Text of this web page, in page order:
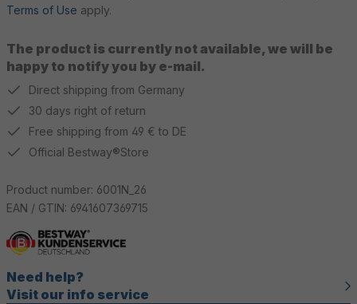
The product is currently not available, we will be
happy to notify you by e-mail.
Terms of Use apply.
Direct shipping from Germany
30 days right of return
Free shipping from 49 € to DE
Official Bestway®Store
Product number: 6001N_26
EAN / GTIN: 6941607369715
Need help?
Visit our info service